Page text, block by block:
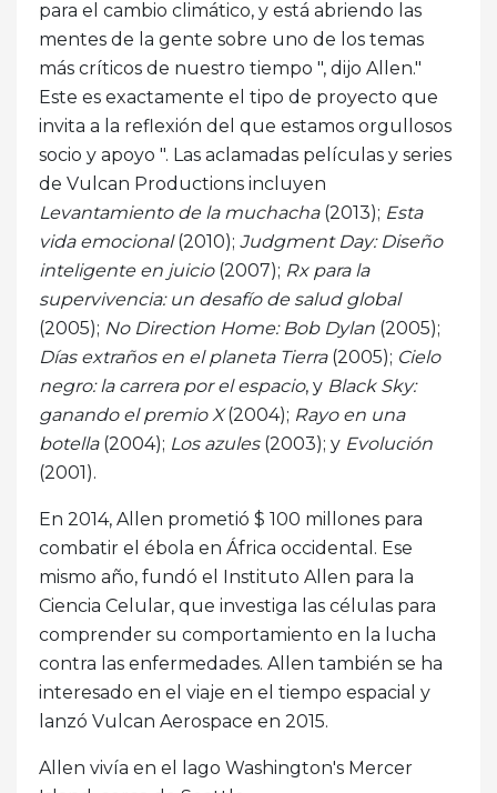
para el cambio climático, y está abriendo las
mentes de la gente sobre uno de los temas
más críticos de nuestro tiempo ", dijo Allen."
Este es exactamente el tipo de proyecto que
invita a la reflexión del que estamos orgullosos
socio y apoyo ". Las aclamadas películas y series
de Vulcan Productions incluyen
Levantamiento de la muchacha(2013); Esta
vida emocional(2010); Judgment Day: Diseño
inteligente en juicio(2007); Rx para la
supervivencia: un desafío de salud global
(2005); No Direction Home: Bob Dylan (2005);
Días extraños en el planeta Tierra(2005); Cielo
negro: la carrera por el espacio, y Black Sky:
ganando el premio X(2004); Rayo en una
botella(2004); Los azules(2003); y Evolución
(2001).
En 2014, Allen prometió $ 100 millones para
combatir el ébola en África occidental. Ese
mismo año, fundó el Instituto Allen para la
Ciencia Celular, que investiga las células para
comprender su comportamiento en la lucha
contra las enfermedades. Allen también se ha
interesado en el viaje en el tiempo espacial y
lanzó Vulcan Aerospace en 2015.
Allen vivía en el lago Washington's Mercer